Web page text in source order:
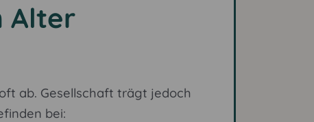
Alter
ab. Gesellschaft trägt jedoch
bei: